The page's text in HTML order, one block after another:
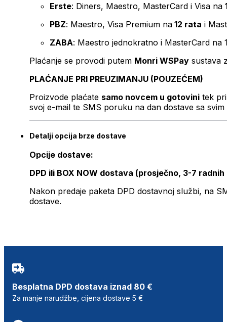
Erste: Diners, Maestro, MasterCard i Visa na
PBZ: Maestro, Visa Premium na 12 rata i
ZABA: Maestro jednokratno i MasterCard na
Plaćanje se provodi putem Monri WSPay sustava
PLAĆANJE PRI PREUZIMANJU (POUZEĆEM)
Proizvode plaćate samo novcem u gotovini tek
svoj e-mail te SMS poruku na dan dostave sa svim
Detalji opcija brze dostave
Opcije dostave:
DPD ili BOX NOW dostava (prosječno, 3-7 radnih
Nakon predaje paketa DPD dostavnoj službi, na
dostave.
Besplatna DPD dostava iznad 80 €
Za manje narudžbe, cijena dostave 5 €